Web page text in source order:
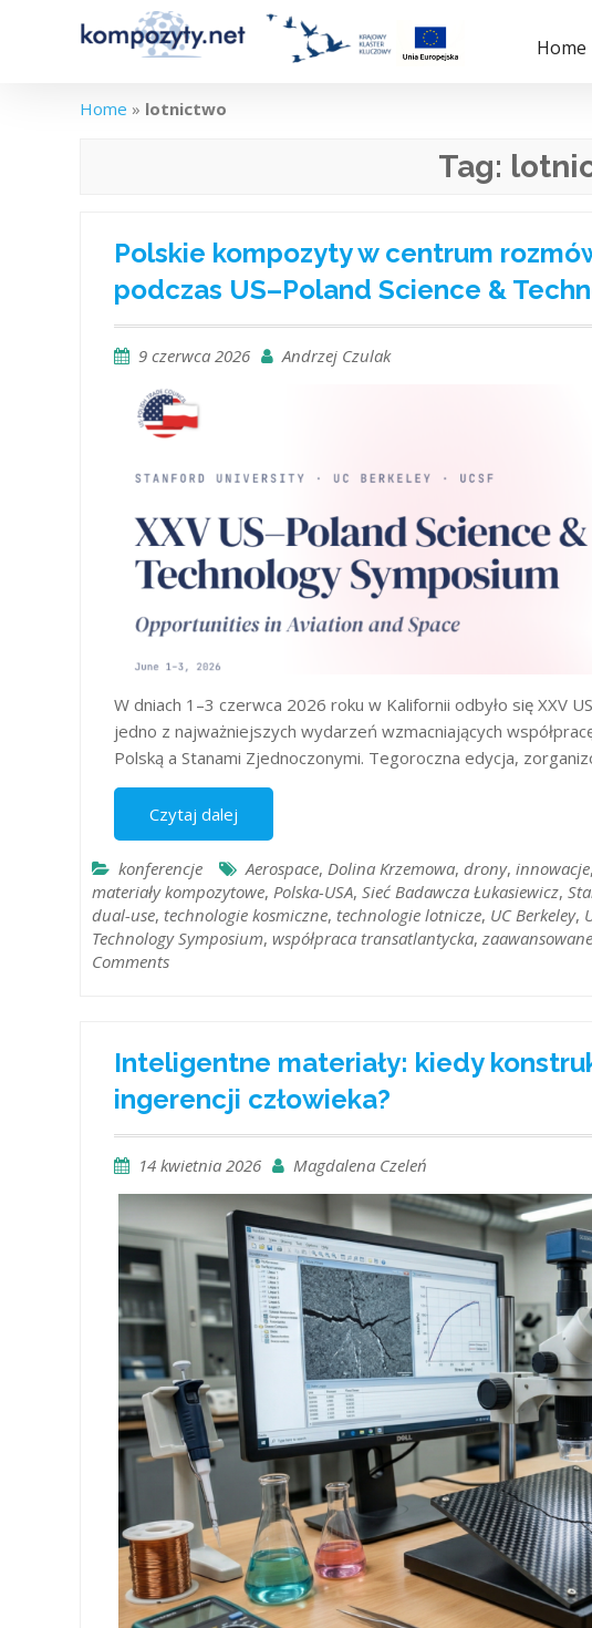
Home
Home » lotnictwo
Tag:
Polskie kompozyty w centrum
podczas US–Poland Science &
9 czerwca 2026 Andrzej Czulak
W dniach 1–3 czerwca 2026 roku w Kalifornii odbyło się XXV
jedno z najważniejszych wydarzeń wzmacniających
Polską a Stanami Zjednoczonymi. Tegoroczna edycja,
Czytaj dalej
konferencje Aerospace, Dolina Krzemowa, drony, innowacje,
materiały kompozytowe, Polska-USA, Sieć Badawcza Łukasiewicz,
dual-use, technologie kosmiczne, technologie lotnicze, UC Berkeley,
Technology Symposium, współpraca transatlantycka,
Comments
Inteligentne materiały: kiedy
ingerencji człowieka?
14 kwietnia 2026 Magdalena Czeleń